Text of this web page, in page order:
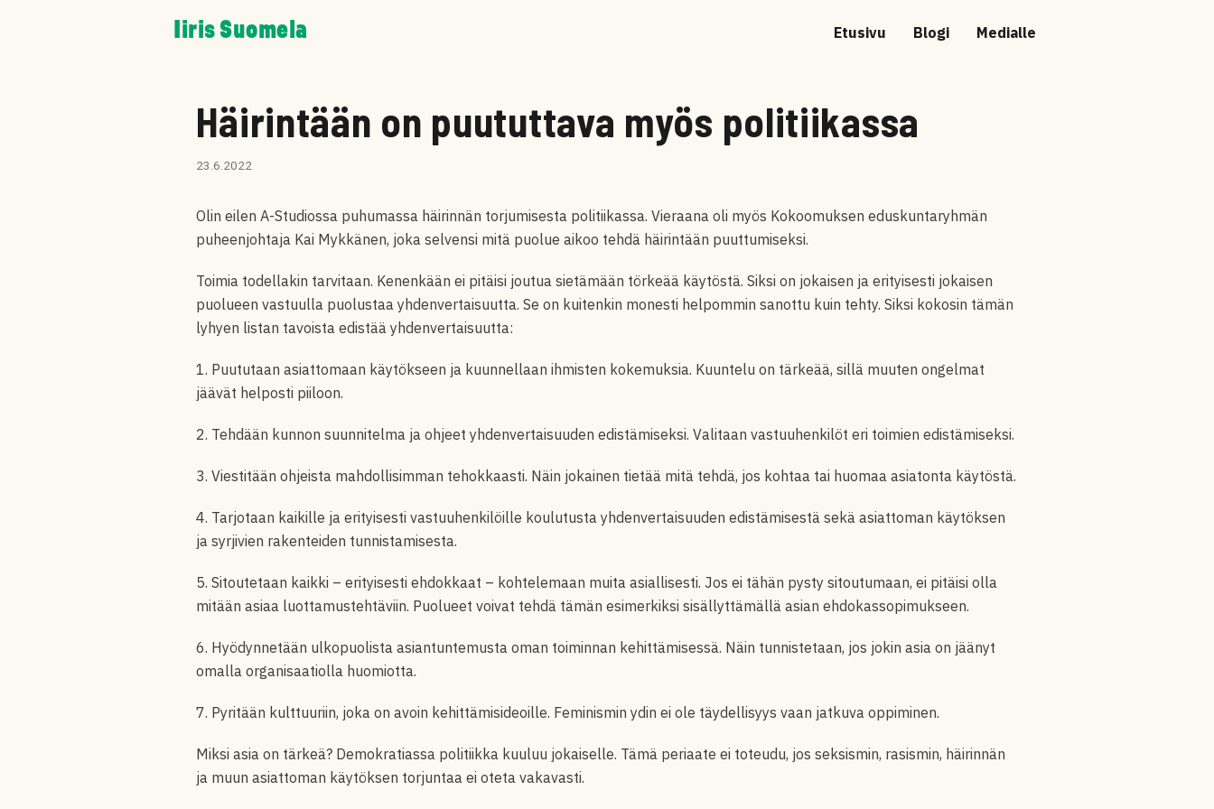
Iiris Suomela Etusivu Blogi Medialle
Häirintään on puututtava myös politiikassa
23.6.2022
Olin eilen A-Studiossa puhumassa häirinnän torjumisesta politiikassa. Vieraana oli myös Kokoomuksen eduskuntaryhmän
puheenjohtaja Kai Mykkänen, joka selvensi mitä puolue aikoo tehdä häirintään puuttumiseksi.
Toimia todellakin tarvitaan. Kenenkään ei pitäisi joutua sietämään törkeää käytöstä. Siksi on jokaisen ja erityisesti jokaisen
puolueen vastuulla puolustaa yhdenvertaisuutta. Se on kuitenkin monesti helpommin sanottu kuin tehty. Siksi kokosin tämän
lyhyen listan tavoista edistää yhdenvertaisuutta:
1. Puututaan asiattomaan käytökseen ja kuunnellaan ihmisten kokemuksia. Kuuntelu on tärkeää, sillä muuten ongelmat
jäävät helposti piiloon.
2. Tehdään kunnon suunnitelma ja ohjeet yhdenvertaisuuden edistämiseksi. Valitaan vastuuhenkilöt eri toimien edistämiseksi.
3. Viestitään ohjeista mahdollisimman tehokkaasti. Näin jokainen tietää mitä tehdä, jos kohtaa tai huomaa asiatonta käytöstä.
4. Tarjotaan kaikille ja erityisesti vastuuhenkilöille koulutusta yhdenvertaisuuden edistämisestä sekä asiattoman käytöksen
ja syrjivien rakenteiden tunnistamisesta.
5. Sitoutetaan kaikki – erityisesti ehdokkaat – kohtelemaan muita asiallisesti. Jos ei tähän pysty sitoutumaan, ei pitäisi olla
mitään asiaa luottamustehtäviin. Puolueet voivat tehdä tämän esimerkiksi sisällyttämällä asian ehdokassopimukseen.
6. Hyödynnetään ulkopuolista asiantuntemusta oman toiminnan kehittämisessä. Näin tunnistetaan, jos jokin asia on jäänyt
omalla organisaatiolla huomiotta.
7. Pyritään kulttuuriin, joka on avoin kehittämisideoille. Feminismin ydin ei ole täydellisyys vaan jatkuva oppiminen.
Miksi asia on tärkeä? Demokratiassa politiikka kuuluu jokaiselle. Tämä periaate ei toteudu, jos seksismin, rasismin, häirinnän
ja muun asiattoman käytöksen torjuntaa ei oteta vakavasti.